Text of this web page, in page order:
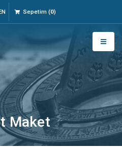
Sepetim (0)
Maket